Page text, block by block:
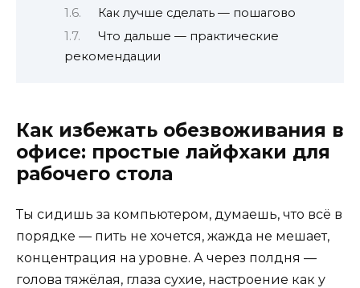
Как лучше сделать — пошагово
Что дальше — практические
рекомендации
Как избежать обезвоживания в
офисе: простые лайфхаки для
рабочего стола
Ты сидишь за компьютером, думаешь, что всё в
порядке — пить не хочется, жажда не мешает,
концентрация на уровне. А через полдня —
голова тяжёлая, глаза сухие, настроение как у